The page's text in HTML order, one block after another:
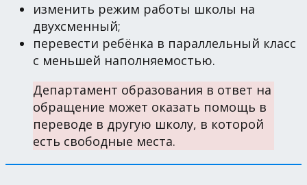
изменить режим работы школы на
двухсменный;
перевести ребёнка в параллельный класс
с меньшей наполняемостью.
Департамент образования в ответ на
обращение может оказать помощь в
переводе в другую школу, в которой
есть свободные места.